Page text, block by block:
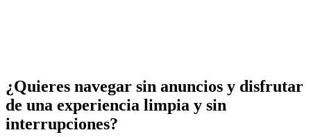
¿Quieres navegar sin anuncios y disfrutar
de una experiencia limpia y sin
interrupciones?